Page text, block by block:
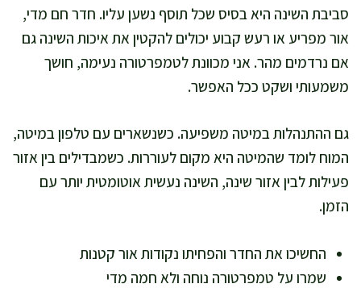
סביבת השינה היא בסיס שכל תוסף נשען עליו. חדר חם מדי,
אור מפריע או רעש קבוע יכולים להקטין את איכות השינה גם
אם נרדמים מהר. אני מכוונת לטמפרטורה נעימה, חושך
משמעותי ושקט ככל האפשר.
גם ההתנהלות במיטה משפיעה. כשנשארים עם טלפון במיטה,
המוח לומד שהמיטה היא מקום לעוררות. כשמבדילים בין אזור
פעילות לבין אזור שינה, השינה נעשית אוטומטית יותר עם
הזמן.
החשיכו את החדר והפחיתו נקודות אור קטנות
שמרו על טמפרטורה נוחה ולא חמה מדי